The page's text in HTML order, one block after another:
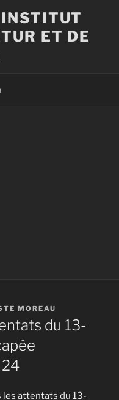
ET DE
MOREAU
du 13-
24
les attentats du 13-